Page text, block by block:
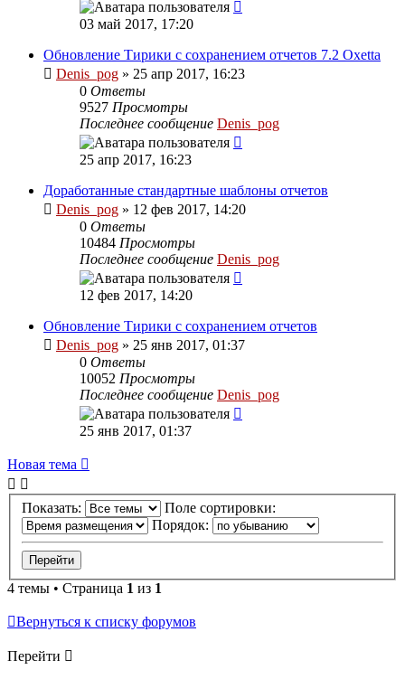
03 май 2017, 17:20
Обновление Тирики с сохранением отчетов 7.2 Oxetta
Denis_pog » 25 апр 2017, 16:23
0 Ответы
9527 Просмотры
Последнее сообщение Denis_pog
25 апр 2017, 16:23
Доработанные стандартные шаблоны отчетов
Denis_pog » 12 фев 2017, 14:20
0 Ответы
10484 Просмотры
Последнее сообщение Denis_pog
12 фев 2017, 14:20
Обновление Тирики с сохранением отчетов
Denis_pog » 25 янв 2017, 01:37
0 Ответы
10052 Просмотры
Последнее сообщение Denis_pog
25 янв 2017, 01:37
Новая тема
Показать:
Поле сортировки:
Порядок:
4 темы • Страница 1 из 1
Вернуться к списку форумов
Перейти